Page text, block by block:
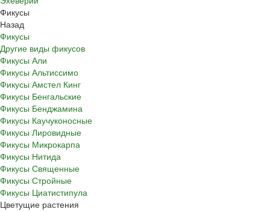
Фикусы
Назад
Фикусы
Другие виды фикусов
Фикусы Али
Фикусы Альтиссимо
Фикусы Амстел Кинг
Фикусы Бенгальские
Фикусы Бенджамина
Фикусы Каучуконосные
Фикусы Лировидные
Фикусы Микрокарпа
Фикусы Нитида
Фикусы Священные
Фикусы Стройные
Фикусы Циатистипула
Цветущие растения